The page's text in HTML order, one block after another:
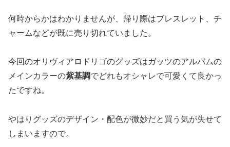
何時からかはわかりませんが、帰り際はブレスレット、チ
ャームなどが既に売り切れていました。
今回のオリヴィアロドリゴのグッズはガッツのアルバムの
メインカラーの紫基調でどれもオシャレで可愛くて良かっ
たですね。
やはりグッズのデザイン・配色が微妙だと買う気が失せて
しまいますので。